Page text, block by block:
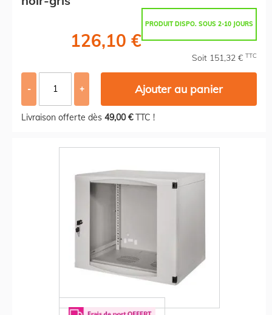
PRODUIT DISPO. SOUS 2-10 JOURS
126,10 €
Soit 151,32 € TTC
- + Ajouter au panier
Livraison offerte dès 49,00 €TTC !